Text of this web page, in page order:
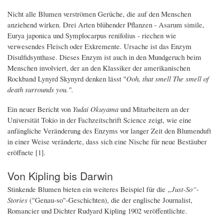
Nicht alle Blumen verströmen Gerüche, die auf den Menschen
anziehend wirken. Drei Arten blühender Pflanzen - Asarum simile,
Eurya japonica und Symplocarpus renifolius - riechen wie
verwesendes Fleisch oder Exkremente. Ursache ist das Enzym
Disulfidsynthase. Dieses Enzym ist auch in den Mundgeruch beim
Menschen involviert, der an den Klassiker der amerikanischen
Rockband Lynyrd Skynyrd denken lässt "Ooh, that smell The smell of
death surrounds you.".
Ein neuer Bericht von Yudai Okuyama und Mitarbeitern an der
Universität Tokio in der Fachzeitschrift Science zeigt, wie eine
anfängliche Veränderung des Enzyms vor langer Zeit den Blumenduft
in einer Weise veränderte, dass sich eine Nische für neue Bestäuber
eröffnete [1].
Von Kipling bis Darwin
Stinkende Blumen bieten ein weiteres Beispiel für die „Just-So“-
Stories ("Genau-so"-Geschichten), die der englische Journalist,
Romancier und Dichter Rudyard Kipling 1902 veröffentlichte.